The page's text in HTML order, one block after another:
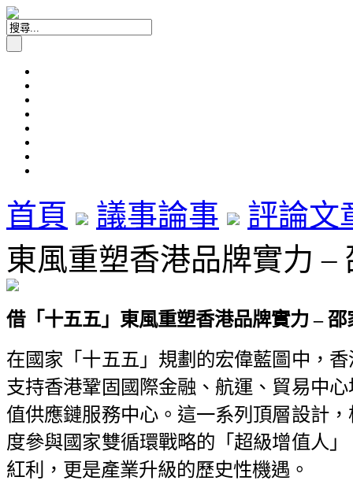
首頁 議事論事
評論文
東風重塑香港品牌實力 –
借「十五五」東風重塑香港品牌實力 – 邵
在國家「十五五」規劃的宏偉藍圖中，
支持香港鞏固國際金融、航運、貿易中
值供應鏈服務中心。這一系列頂層設計
度參與國家雙循環戰略的「超級增值人
紅利，更是產業升級的歷史性機遇。